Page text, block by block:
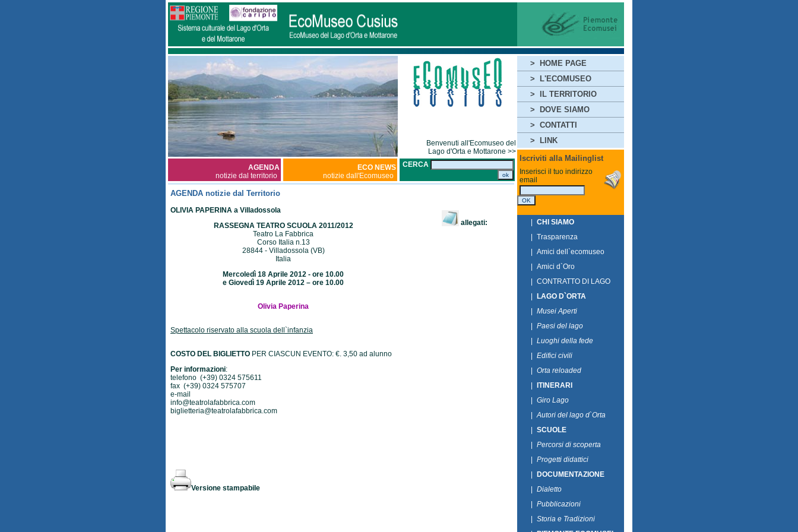
Benvenuti all'Ecomuseo del
Lago d'Orta e Mottarone >>
AGENDA
notizie dal territorio
ECO NEWS
notizie dall'Ecomuseo
CERCA
AGENDA notizie dal Territorio
OLIVIA PAPERINA a Villadossola
RASSEGNA TEATRO SCUOLA 2011/2012
Teatro La Fabbrica
Corso Italia n.13
28844 - Villadossola (VB)
Italia
Mercoledì 18 Aprile 2012 - ore 10.00
e Giovedì 19 Aprile 2012 – ore 10.00
Olivia Paperina
Spettacolo riservato alla scuola dell`infanzia
COSTO DEL BIGLIETTO PER CIASCUN EVENTO: €. 3,50 ad alunno
Per informazioni:
telefono (+39) 0324 575611
fax (+39) 0324 575707
e-mail
info@teatrolafabbrica.com
biglietteria@teatrolafabbrica.com
Versione stampabile
allegati:
>
HOME PAGE
>
L'ECOMUSEO
>
IL TERRITORIO
>
DOVE SIAMO
> CONTATTI
>
LINK
Iscriviti alla Mailinglist
Inserisci il tuo indirizzo
email
CHI SIAMO
Trasparenza
Amici dell`ecomuseo
Amici d`Oro
CONTRATTO DI LAGO
LAGO D`ORTA
Musei Aperti
Paesi del lago
Luoghi della fede
Edifici civili
Orta reloaded
ITINERARI
Giro Lago
Autori del lago d`Orta
SCUOLE
Percorsi di scoperta
Progetti didattici
DOCUMENTAZIONE
Dialetto
Pubblicazioni
Storia e Tradizioni